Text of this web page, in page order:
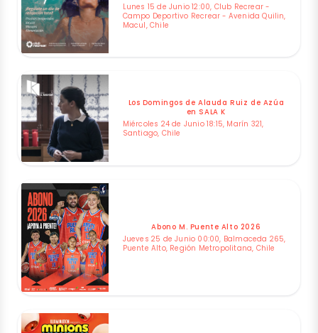
Lunes 15 de Junio 12:00, Club Recrear -
Campo Deportivo Recrear - Avenida Quilin,
Macul, Chile
Los Domingos de Alauda Ruiz de Azúa
en SALA K
Miércoles 24 de Junio 18:15, Marín 321,
Santiago, Chile
Abono M. Puente Alto 2026
Jueves 25 de Junio 00:00, Balmaceda 265,
Puente Alto, Región Metropolitana, Chile